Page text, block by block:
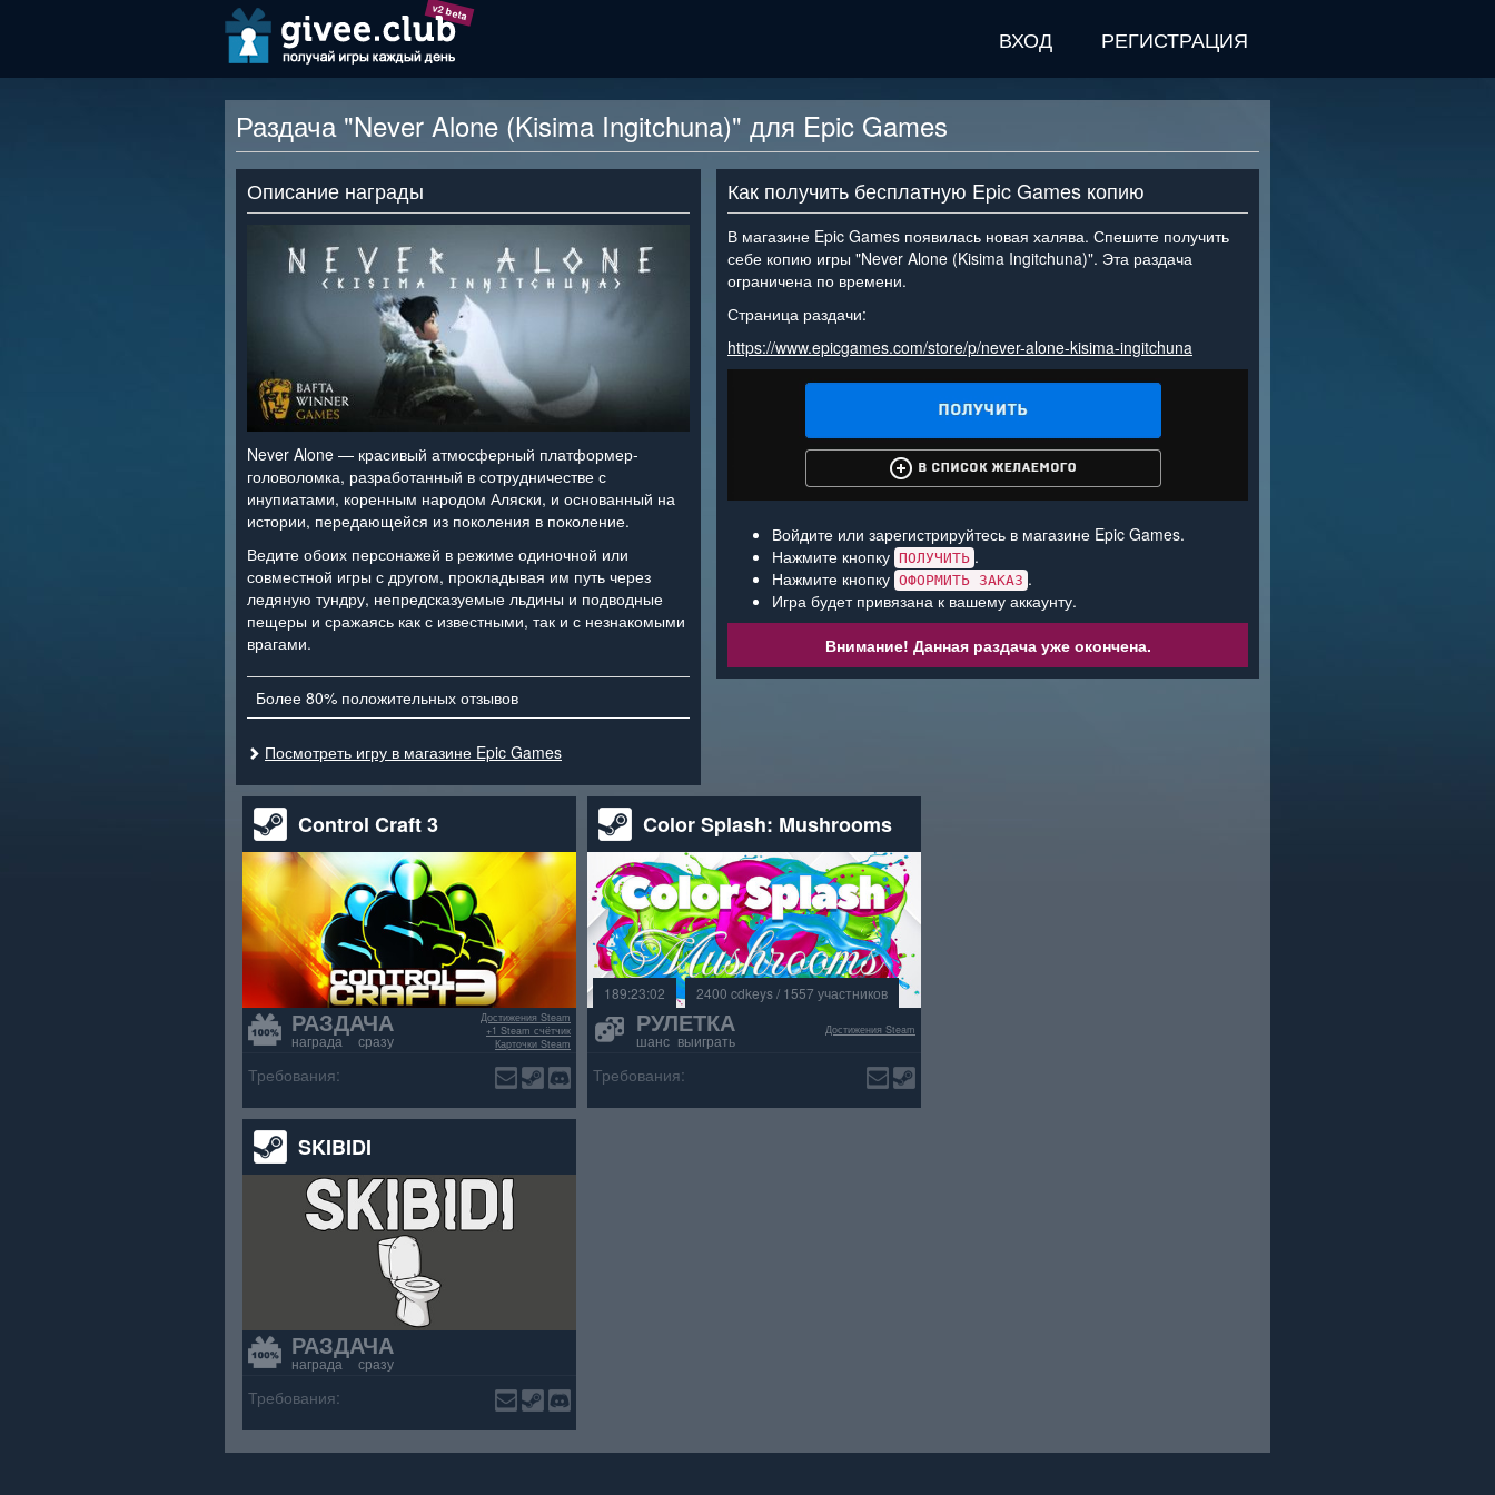
v2 beta
ВХОД РЕГИСТРАЦИЯ
Раздача "Never Alone (Kisima Ingitchuna)" для Epic Games
Описание награды
Never Alone — красивый атмосферный платформер-
головоломка, разработанный в сотрудничестве с
инупиатами, коренным народом Аляски, и основанный на
истории, передающейся из поколения в поколение.
Ведите обоих персонажей в режиме одиночной или
совместной игры с другом, прокладывая им путь через
ледяную тундру, непредсказуемые льдины и подводные
пещеры и сражаясь как с известными, так и с незнакомыми
врагами.
Более 80% положительных отзывов
Посмотреть игру в магазине Epic Games
Как получить бесплатную Epic Games копию
В магазине Epic Games появилась новая халява. Спешите получить
себе копию игры "Never Alone (Kisima Ingitchuna)". Эта раздача
ограничена по времени.
Страница раздачи:
https://www.epicgames.com/store/p/never-alone-kisima-ingitchuna
Войдите или зарегистрируйтесь в магазине Epic Games.
Нажмите кнопку ПОЛУЧИТЬ .
Нажмите кнопку ОФОРМИТЬ ЗАКАЗ .
Игра будет привязана к вашему аккаунту.
Внимание! Данная раздача уже окончена.
Control Craft 3
РАЗДАЧА
награда сразу
Достижения Steam
+1 Steam счётчик
Карточки Steam
Требования:
Color Splash: Mushrooms
189:23:02 2400 cdkeys / 1557 участников
РУЛЕТКА
шанс выиграть
Достижения Steam
Требования:
SKIBIDI
РАЗДАЧА
награда сразу
Требования: